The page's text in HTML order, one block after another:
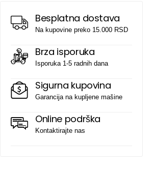
Besplatna dostava
Na kupovine preko 15.000 RSD
Brza isporuka
Isporuka 1-5 radnih dana
Sigurna kupovina
Garancija na kupljene mašine
Online podrška
Kontaktirajte nas